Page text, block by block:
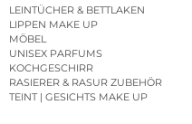
LEINTÜCHER & BETTLAKEN
LIPPEN MAKE UP
MÖBEL
UNISEX PARFUMS
KOCHGESCHIRR
RASIERER & RASUR ZUBEHÖR
TEINT | GESICHTS MAKE UP